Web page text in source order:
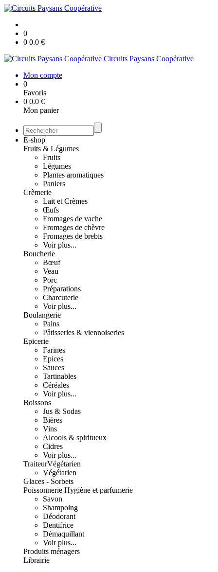
0
0 0.0 €
Circuits Paysans Coopérative
Mon compte
0
Favoris
0 0.0 €
Mon panier
E-shop
Fruits & Légumes
Fruits
Légumes
Plantes aromatiques
Paniers
Crèmerie
Lait et Crèmes
Œufs
Fromages de vache
Fromages de chèvre
Fromages de brebis
Voir plus...
Boucherie
Bœuf
Veau
Porc
Préparations
Charcuterie
Voir plus...
Boulangerie
Pains
Pâtisseries & viennoiseries
Epicerie
Farines
Epices
Sauces
Tartinables
Céréales
Voir plus...
Boissons
Jus & Sodas
Bières
Vins
Alcools & spiritueux
Cidres
Voir plus...
TraiteurVégétarien
Végétarien
Glaces - Sorbets
Poissonnerie Hygiène et parfumerie
Savon
Shampoing
Déodorant
Dentifrice
Démaquillant
Voir plus...
Produits ménagers
Librairie